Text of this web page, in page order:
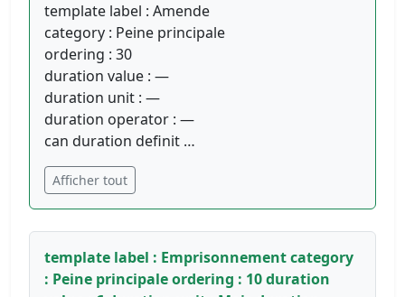
template label : Amende
category : Peine principale
ordering : 30
duration value : —
duration unit : —
duration operator : —
can duration definit …
Afficher tout
template label : Emprisonnement category
: Peine principale ordering : 10 duration